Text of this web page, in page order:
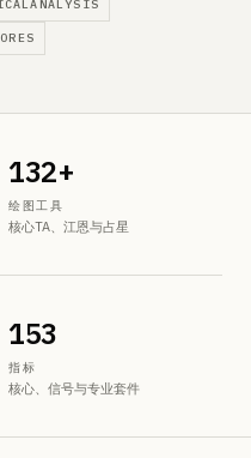
132+
绘图工具
核心TA、江恩与占星
153
指标
核心、信号与专业套件